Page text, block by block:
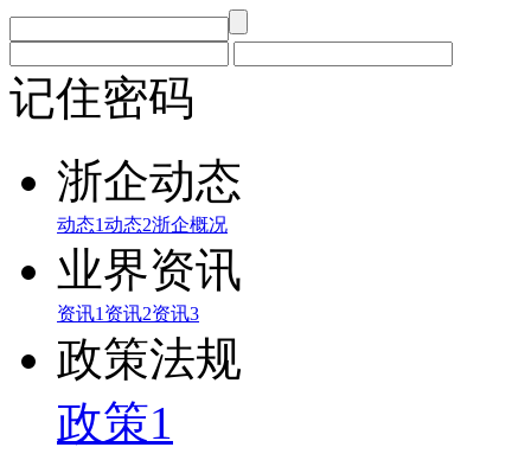
记住密码
浙企动态
动态1动态2浙企概况
业界资讯
资讯1 资讯2资讯3
政策法规
政策1